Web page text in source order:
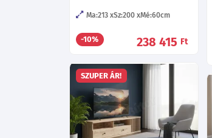
Ma:213 Sz:200 Mé:60cm
-10% 238 415 Ft
SZUPER ÁR!